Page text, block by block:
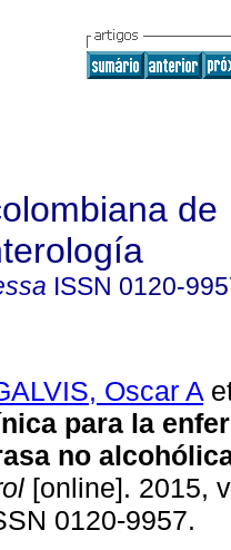
de
ISSN 0120-
Oscar A
para la
no
[online]. 2015,
0120-9957.